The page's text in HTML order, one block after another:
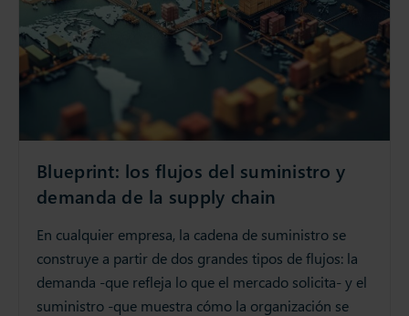
Blueprint: los flujos del suministro y
demanda de la supply chain
En cualquier empresa, la cadena de suministro se
construye a partir de dos grandes tipos de flujos: la
demanda -que refleja lo que el mercado solicita- y el
suministro -que muestra cómo la organización se